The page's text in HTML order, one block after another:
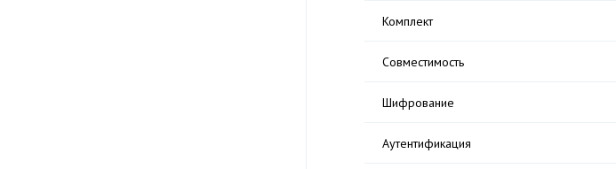
Комплект
Совместимость
Шифрование
Аутентификация